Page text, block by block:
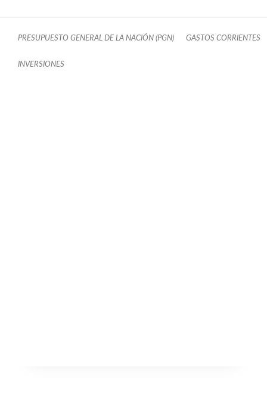
PRESUPUESTO GENERAL DE LA NACIÓN (PGN) GASTOS CORRIENTES
INVERSIONES